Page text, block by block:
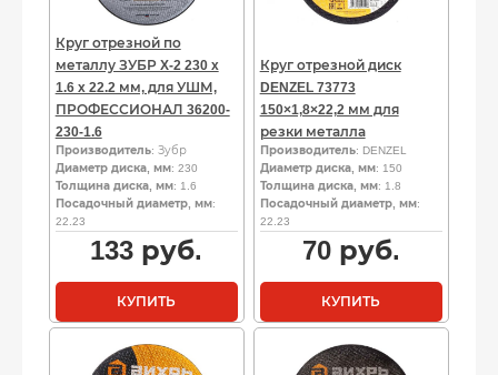
Круг отрезной по
металлу ЗУБР X-2 230 x
1.6 x 22.2 мм, для УШМ,
ПРОФЕССИОНАЛ 36200-
230-1.6
Производитель: Зубр
Диаметр диска, мм: 230
Толщина диска, мм: 1.6
Посадочный диаметр, мм:
22.23
133 руб.
КУПИТЬ
Круг отрезной диск
DENZEL 73773
150×1,8×22,2 мм для
резки металла
Производитель: DENZEL
Диаметр диска, мм: 150
Толщина диска, мм: 1.8
Посадочный диаметр, мм:
22.23
70руб.
КУПИТЬ